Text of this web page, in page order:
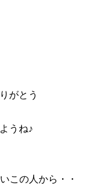
がとう
うね♪
この人から・・